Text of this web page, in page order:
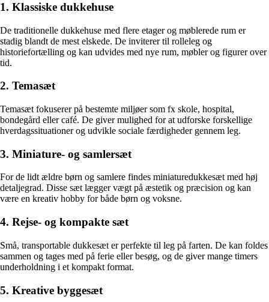
1. Klassiske dukkehuse
De traditionelle dukkehuse med flere etager og møblerede rum er
stadig blandt de mest elskede. De inviterer til rolleleg og
historiefortælling og kan udvides med nye rum, møbler og figurer over
tid.
2. Temasæt
Temasæt fokuserer på bestemte miljøer som fx skole, hospital,
bondegård eller café. De giver mulighed for at udforske forskellige
hverdagssituationer og udvikle sociale færdigheder gennem leg.
3. Miniature- og samlersæt
For de lidt ældre børn og samlere findes miniaturedukkesæt med høj
detaljegrad. Disse sæt lægger vægt på æstetik og præcision og kan
være en kreativ hobby for både børn og voksne.
4. Rejse- og kompakte sæt
Små, transportable dukkesæt er perfekte til leg på farten. De kan foldes
sammen og tages med på ferie eller besøg, og de giver mange timers
underholdning i et kompakt format.
5. Kreative byggesæt